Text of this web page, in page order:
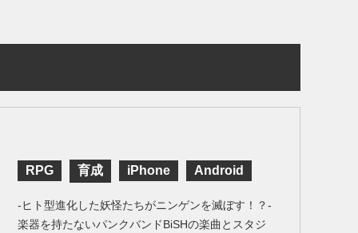
RPG 育成 iPhone Android
-ヒト型進化した妖怪たちがニンゲンを滅ぼす！？-
楽器を持たないパンクバンドBiSHの楽曲とスタジ